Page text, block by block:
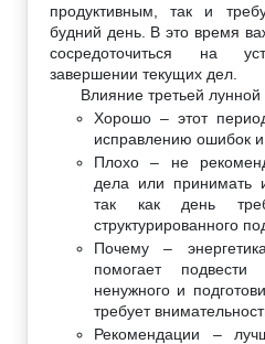
продуктивным, так и
будний день. В это время
сосредоточиться на
завершении текущих дел.
Влияние третьей
Хорошо – этот
исправлению ошибок
Плохо – не
дела или принимать
так как день
структурированного
Почему –
помогает подвести
ненужного и
требует
Рекомендации –